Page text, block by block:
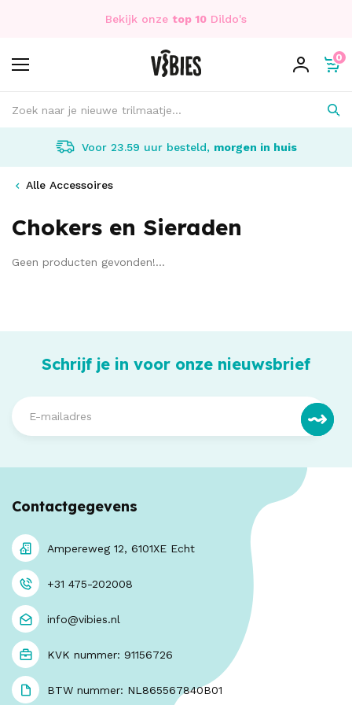
Bekijk onze top 10 Dildo's
0
Voor 23.59 uur besteld, morgen in huis
Alle Accessoires
Chokers en Sieraden
Geen producten gevonden!...
Schrijf je in voor onze nieuwsbrief
Contactgegevens
Ampereweg 12, 6101XE Echt
+31 475-202008
info@vibies.nl
KVK nummer: 91156726
BTW nummer: NL865567840B01